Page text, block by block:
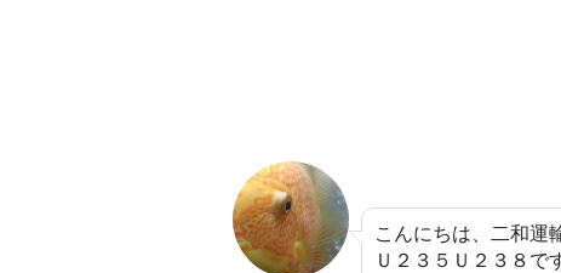
こんにちは、二和運
Ｕ２３５Ｕ２３８で